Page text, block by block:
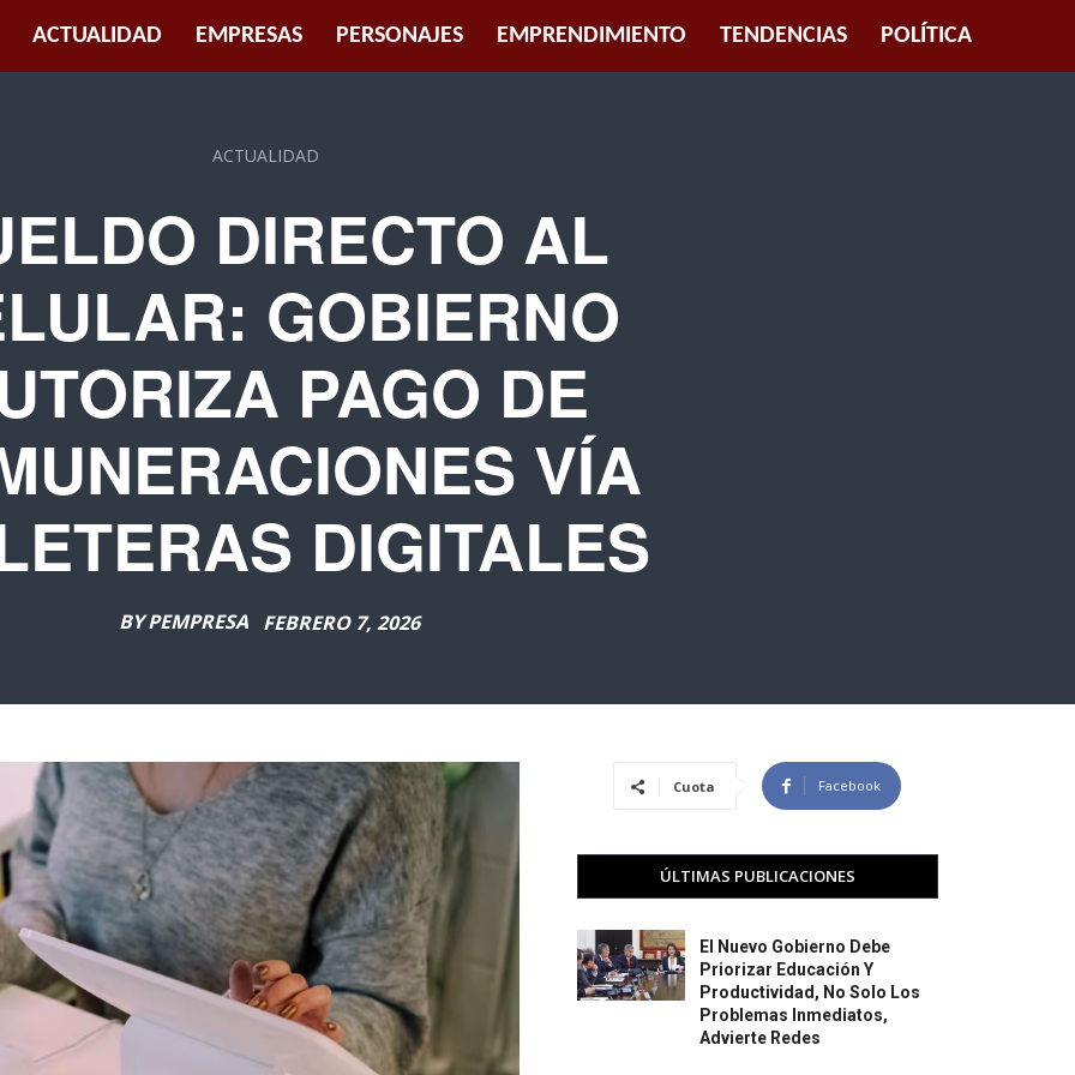
ACTUALIDAD EMPRESAS PERSONAJES EMPRENDIMIENTO TENDENCIAS POLÍTICA
ACTUALIDAD
DIRECTO AL
GOBIERNO
PAGO DE
VÍA
DIGITALES
BYPEMPRESA FEBRERO 7, 2026
Cuota Facebook
ÚLTIMAS PUBLICACIONES
El Nuevo Gobierno Debe
Priorizar Educación Y
Productividad, No Solo Los
Problemas Inmediatos,
Advierte Redes